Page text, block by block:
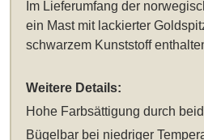
Im Lieferumfang der
ein Mast mit lackierter
schwarzem Kunststoff
Weitere Details:
Hohe Farbsättigung durch
Bügelbar bei niedriger